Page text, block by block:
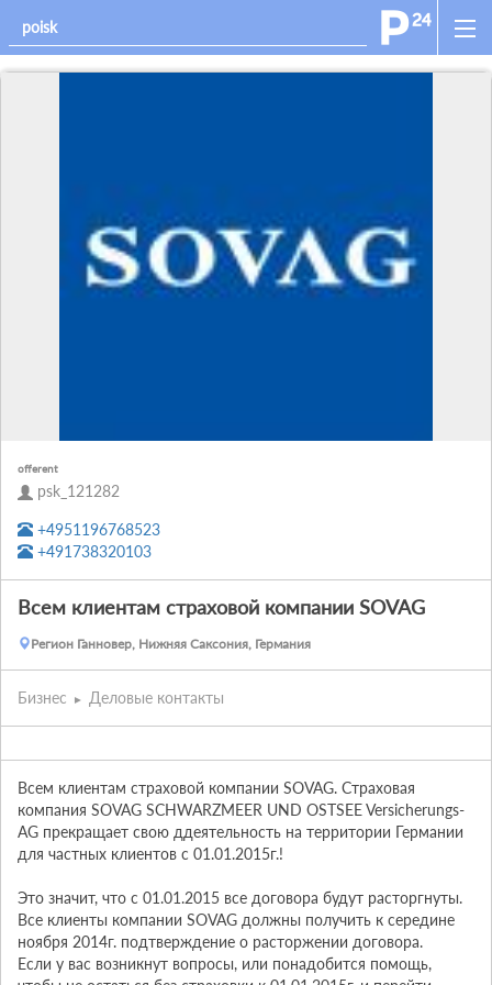
offerent
psk_121282
+4951196768523
+491738320103
Всем клиентам страховой компании SOVAG
Регион Ганновер, Нижняя Саксония, Германия
Бизнес Деловые контакты
Всем клиентам страховой компании SOVAG. Страховая
компания SOVAG SCHWARZMEER UND OSTSEE Versicherungs-
AG прекращает свою ддеятельность на территории Германии
для частных клиентов с 01.01.2015г.!
Это значит, что с 01.01.2015 все договора будут расторгнуты.
Все клиенты компании SOVAG должны получить к середине
ноября 2014г. подтверждение о расторжении договора.
Если у вас возникнут вопросы, или понадобится помощь,